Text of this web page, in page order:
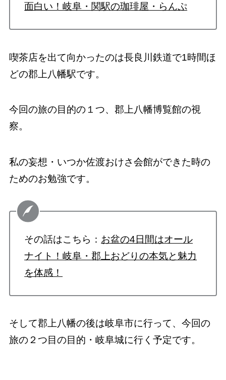
面白い！岐阜・関駅の珈琲屋・らんぷ
喫茶店を出て向かったのは長良川鉄道で1時間ほ
どの郡上八幡駅です。
今回の旅の目的の１つ、郡上八幡博覧館の視
察。
私の妄想・いつか佐渡おけさ会館ができた時の
ためのお勉強です。
その話はこちら： お盆の4日間はオール
ナイト！岐阜・郡上おどりの本気と魅力
を体感！
そして郡上八幡の後は岐阜市に行って、今回の
旅の２つ目の目的・岐阜城に行く予定です。